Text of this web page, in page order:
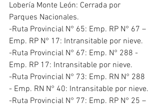
Lobería Monte León: Cerrada por
Parques Nacionales.
-Ruta Provincial N° 65: Emp. RP N° 67 –
Emp. RP N° 17: Intransitable por nieve.
-Ruta Provincial N° 67: Emp. N° 288 -
Emp. RP 17: Intransitable por nieve.
-Ruta Provincial N° 73: Emp. RN N° 288
- Emp. RN N° 40: Intransitable por nieve.
-Ruta Provincial N° 77: Emp. RP N° 25 –